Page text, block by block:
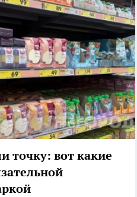
точку: вот какие